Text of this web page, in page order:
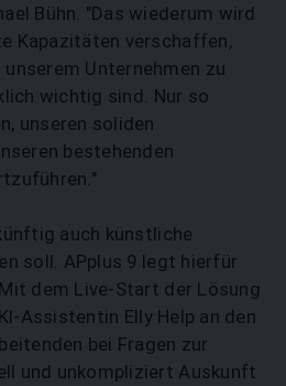
Bühn. "Das wiederum wird
Kapazitäten verschaffen,
Unternehmen zu
wichtig sind. Nur so
unseren soliden
bestehenden
auch künstliche
soll. APplus 9 legt hierfür
dem Live-Start der Lösung
Assistentin Elly Help an den
bei Fragen zur
und unkompliziert Auskunft